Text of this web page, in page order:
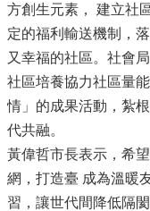
方創生元素， 建立社
定的福利輸送機制，
又幸福的社區。社會
社區培養協力社區量
情」的成果活動，紮
代共融。
黃偉哲市長表示，希
網，打造臺 成為溫暖
習，讓世代間降低隔